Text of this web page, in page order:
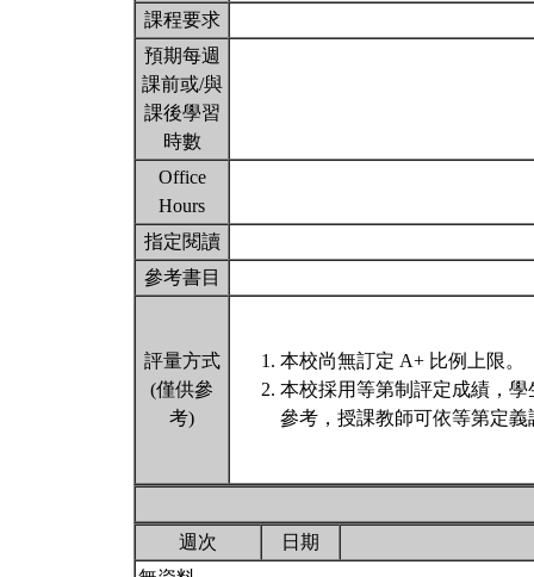
課程要求
預期每週
課前或/與
課後學習
時數
Office
Hours
指定閱讀
參考書目
評量方式
(僅供參
考)
本校尚無訂定 A+ 比例上限。
本校採用等第制評定成績，
參考，授課教師可依等第定
週次
日期